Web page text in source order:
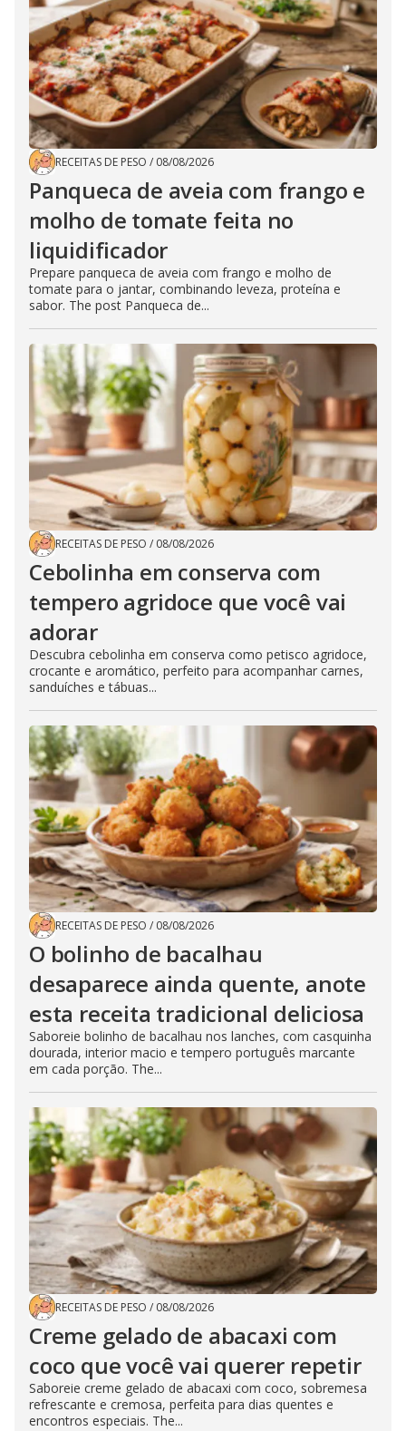
RECEITAS DE PESO / 08/08/2026
Panqueca de aveia com frango e
molho de tomate feita no
liquidificador
Prepare panqueca de aveia com frango e molho de
tomate para o jantar, combinando leveza, proteína e
sabor. The post Panqueca de...
RECEITAS DE PESO / 08/08/2026
Cebolinha em conserva com
tempero agridoce que você vai
adorar
Descubra cebolinha em conserva como petisco agridoce,
crocante e aromático, perfeito para acompanhar carnes,
sanduíches e tábuas...
RECEITAS DE PESO / 08/08/2026
O bolinho de bacalhau
desaparece ainda quente, anote
esta receita tradicional deliciosa
Saboreie bolinho de bacalhau nos lanches, com casquinha
dourada, interior macio e tempero português marcante
em cada porção. The...
RECEITAS DE PESO / 08/08/2026
Creme gelado de abacaxi com
coco que você vai querer repetir
Saboreie creme gelado de abacaxi com coco, sobremesa
refrescante e cremosa, perfeita para dias quentes e
encontros especiais. The...